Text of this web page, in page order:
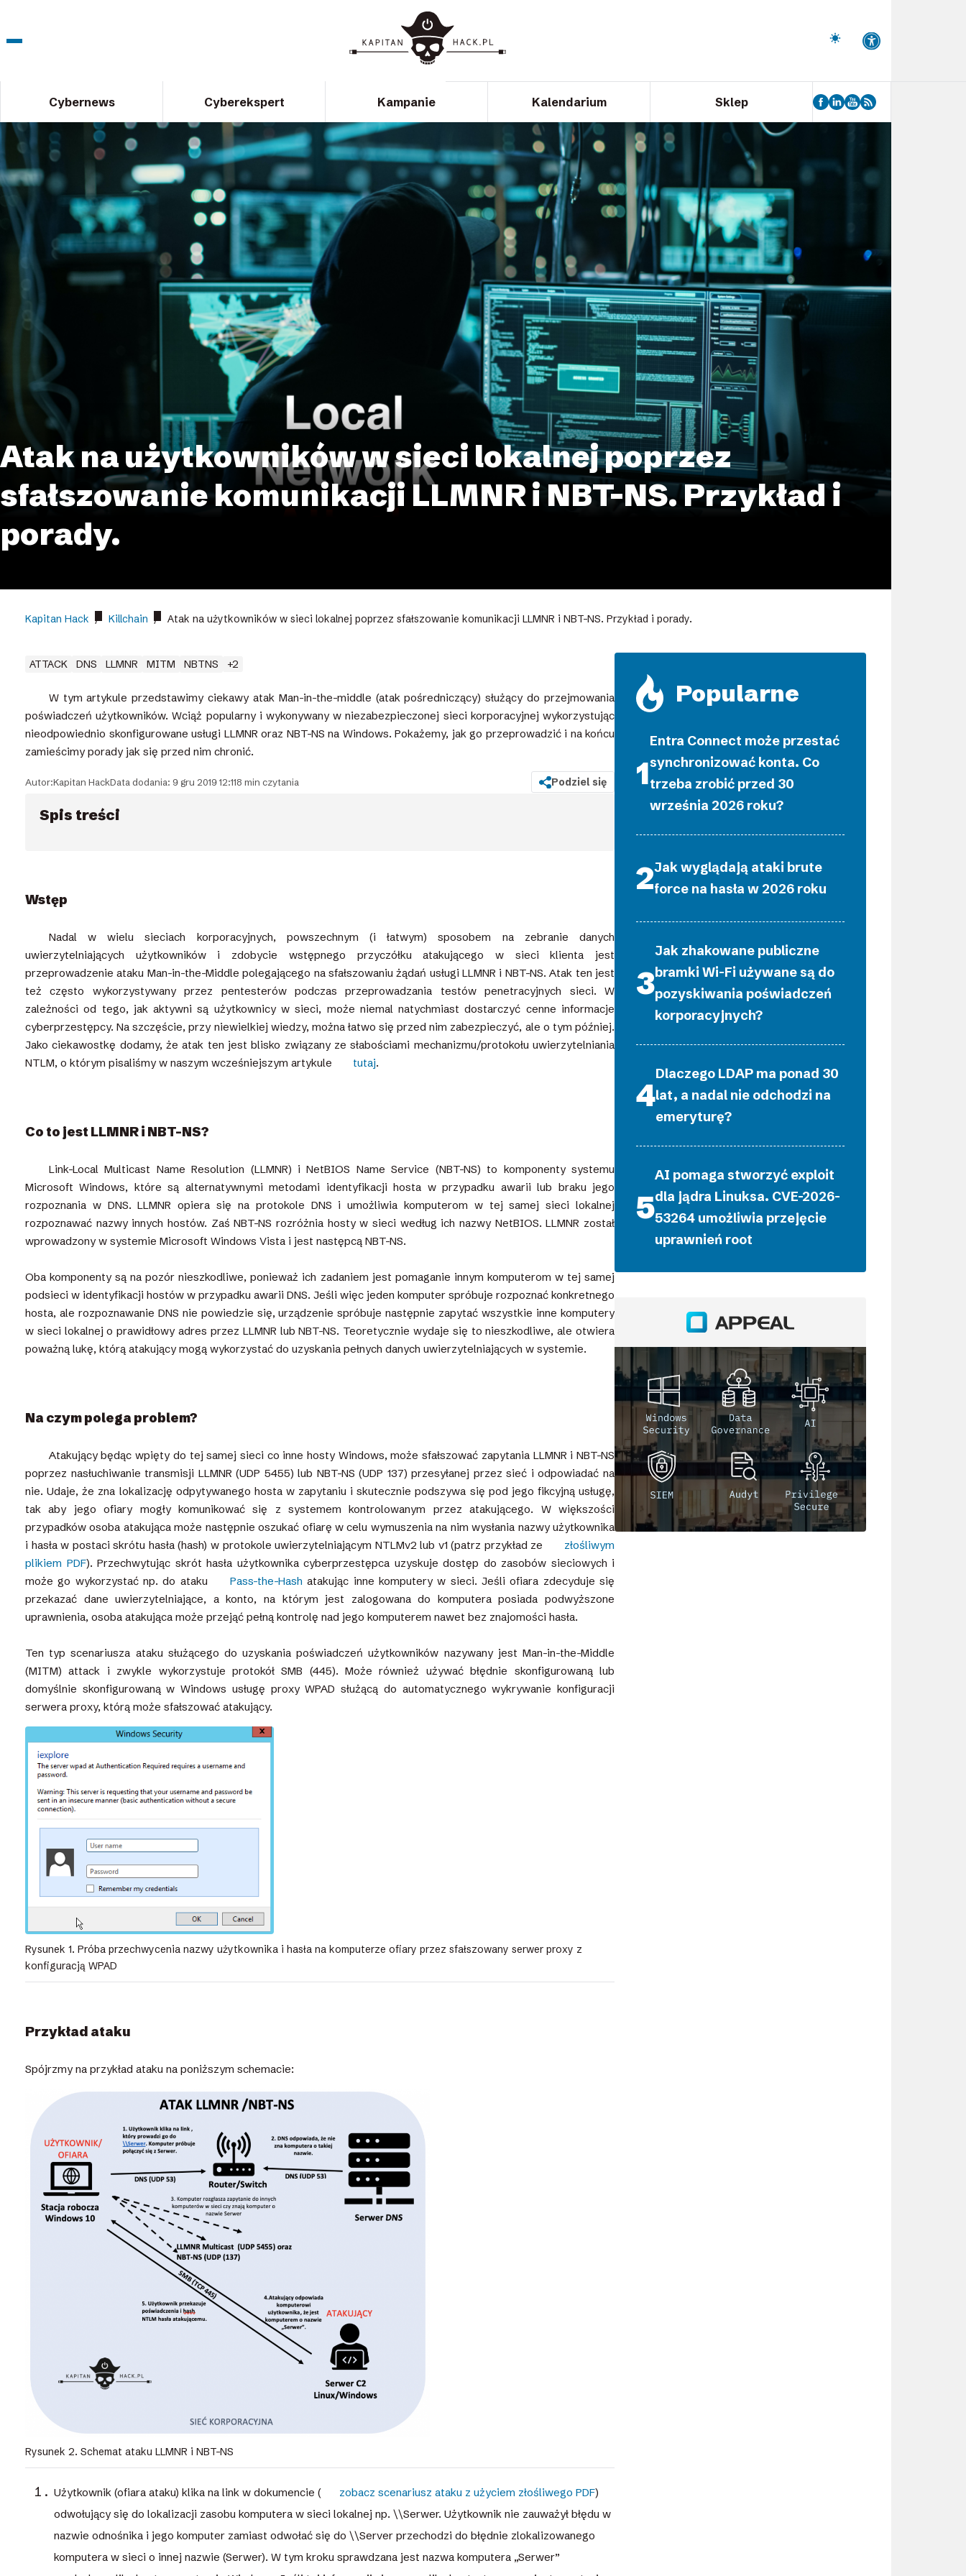
Cybernews Cyberekspert Kampanie Kalendarium Sklep
Atak na użytkowników w sieci lokalnej poprzez
sfałszowanie komunikacji LLMNR i NBT-NS. Przykład i
porady.
Kapitan Hack / Killchain / Atak na użytkowników w sieci lokalnej poprzez sfałszowanie komunikacji LLMNR i NBT-NS. Przykład i porady.
ATTACK DNS LLMNR MITM NBTNS +2
W tym artykule przedstawimy ciekawy atak Man-in-the-middle (atak pośredniczący) służący do przejmowania
poświadczeń użytkowników. Wciąż popularny i wykonywany w niezabezpieczonej sieci korporacyjnej wykorzystując
nieodpowiednio skonfigurowane usługi LLMNR oraz NBT-NS na Windows. Pokażemy, jak go przeprowadzić i na końcu
zamieścimy porady jak się przed nim chronić.
Autor:Kapitan HackData dodania: 9 gru 2019 12:118 min czytania Podziel się
Spis treści
Wstęp
Nadal w wielu sieciach korporacyjnych, powszechnym (i łatwym) sposobem na zebranie danych
uwierzytelniających użytkowników i zdobycie wstępnego przyczółku atakującego w sieci klienta jest
przeprowadzenie ataku Man-in-the-Middle polegającego na sfałszowaniu żądań usługi LLMNR i NBT-NS. Atak ten jest
też często wykorzystywany przez pentesterów podczas przeprowadzania testów penetracyjnych sieci. W
zależności od tego, jak aktywni są użytkownicy w sieci, może niemal natychmiast dostarczyć cenne informacje
cyberprzestępcy. Na szczęście, przy niewielkiej wiedzy, można łatwo się przed nim zabezpieczyć, ale o tym później.
Jako ciekawostkę dodamy, że atak ten jest blisko związany ze słabościami mechanizmu/protokołu uwierzytelniania
NTLM, o którym pisaliśmy w naszym wcześniejszym artykule
tutaj.
Co to jest LLMNR i NBT-NS?
Link-Local Multicast Name Resolution (LLMNR) i NetBIOS Name Service (NBT-NS) to komponenty systemu
Microsoft Windows, które są alternatywnymi metodami identyfikacji hosta w przypadku awarii lub braku jego
rozpoznania w DNS. LLMNR opiera się na protokole DNS i umożliwia komputerom w tej samej sieci lokalnej
rozpoznawać nazwy innych hostów. Zaś NBT-NS rozróżnia hosty w sieci według ich nazwy NetBIOS. LLMNR został
wprowadzony w systemie Microsoft Windows Vista i jest następcą NBT-NS.
Oba komponenty są na pozór nieszkodliwe, ponieważ ich zadaniem jest pomaganie innym komputerom w tej samej
podsieci w identyfikacji hostów w przypadku awarii DNS. Jeśli więc jeden komputer spróbuje rozpoznać konkretnego
hosta, ale rozpoznawanie DNS nie powiedzie się, urządzenie spróbuje następnie zapytać wszystkie inne komputery
w sieci lokalnej o prawidłowy adres przez LLMNR lub NBT-NS. Teoretycznie wydaje się to nieszkodliwe, ale otwiera
poważną lukę, którą atakujący mogą wykorzystać do uzyskania pełnych danych uwierzytelniających w systemie.
Na czym polega problem?
Atakujący będąc wpięty do tej samej sieci co inne hosty Windows, może sfałszować zapytania LLMNR i NBT-NS
poprzez nasłuchiwanie transmisji LLMNR (UDP 5455) lub NBT-NS (UDP 137) przesyłanej przez sieć i odpowiadać na
nie. Udaje, że zna lokalizację odpytywanego hosta w zapytaniu i skutecznie podszywa się pod jego fikcyjną usługę,
tak aby jego ofiary mogły komunikować się z systemem kontrolowanym przez atakującego. W większości
przypadków osoba atakująca może następnie oszukać ofiarę w celu wymuszenia na nim wysłania nazwy użytkownika
i hasła w postaci skrótu hasła (hash) w protokole uwierzytelniającym NTLMv2 lub v1 (patrz przykład ze
złośliwym
plikiem PDF). Przechwytując skrót hasła użytkownika cyberprzestępca uzyskuje dostęp do zasobów sieciowych i
może go wykorzystać np. do ataku
Pass-the-Hash atakując inne komputery w sieci. Jeśli ofiara zdecyduje się
przekazać dane uwierzytelniające, a konto, na którym jest zalogowana do komputera posiada podwyższone
uprawnienia, osoba atakująca może przejąć pełną kontrolę nad jego komputerem nawet bez znajomości hasła.
Ten typ scenariusza ataku służącego do uzyskania poświadczeń użytkowników nazywany jest Man-in-the-Middle
(MITM) attack i zwykle wykorzystuje protokół SMB (445). Może również używać błędnie skonfigurowaną lub
domyślnie skonfigurowaną w Windows usługę proxy WPAD służącą do automatycznego wykrywanie konfiguracji
serwera proxy, którą może sfałszować atakujący.
Rysunek 1. Próba przechwycenia nazwy użytkownika i hasła na komputerze ofiary przez sfałszowany serwer proxy z
konfiguracją WPAD
Przykład ataku
Spójrzmy na przykład ataku na poniższym schemacie:
Rysunek 2. Schemat ataku LLMNR i NBT-NS
Użytkownik (ofiara ataku) klika na link w dokumencie ( zobacz scenariusz ataku z użyciem złośliwego PDF)
odwołujący się do lokalizacji zasobu komputera w sieci lokalnej np. \\Serwer. Użytkownik nie zauważył błędu w
nazwie odnośnika i jego komputer zamiast odwołać się do \\Server przechodzi do błędnie zlokalizowanego
komputera w sieci o innej nazwie (Serwer). W tym kroku sprawdzana jest nazwa komputera „Serwer”
Popularne
Entra Connect może przestać
synchronizować konta. Co
trzeba zrobić przed 30
września 2026 roku?
Jak wyglądają ataki brute
force na hasła w 2026 roku
Jak zhakowane publiczne
bramki Wi-Fi używane są do
pozyskiwania poświadczeń
korporacyjnych?
Dlaczego LDAP ma ponad 30
lat, a nadal nie odchodzi na
emeryturę?
AI pomaga stworzyć exploit
dla jądra Linuksa. CVE-2026-
53264 umożliwia przejęcie
uprawnień root